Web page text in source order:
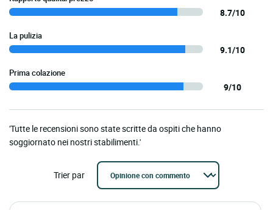
8.7/10
La pulizia
9.1/10
Prima colazione
9/10
'Tutte le recensioni sono state scritte da ospiti che hanno
soggiornato nei nostri stabilimenti.'
Trier par